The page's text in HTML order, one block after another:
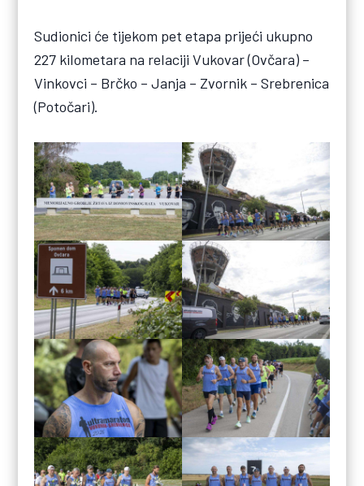
Sudionici će tijekom pet etapa prijeći ukupno
227 kilometara na relaciji Vukovar (Ovčara) –
Vinkovci – Brčko – Janja – Zvornik – Srebrenica
(Potočari).